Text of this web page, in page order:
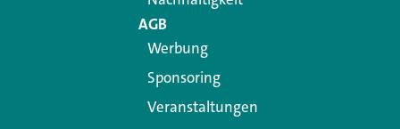
AGB
Werbung
Sponsoring
Veranstaltungen